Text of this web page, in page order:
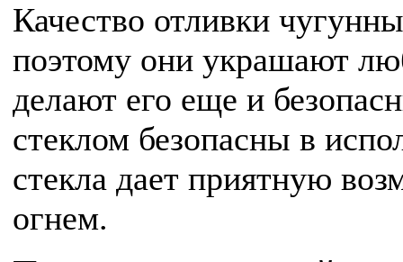
Качество отливки
поэтому они украшают
делают его еще и
стеклом безопасны в
стекла дает приятную
огнем.